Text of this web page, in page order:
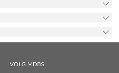
VOLG MDBS